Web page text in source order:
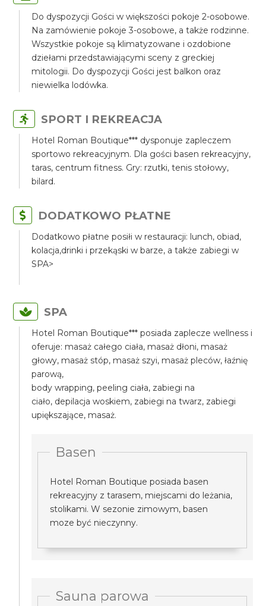
Do dyspozycji Gości w większości pokoje 2-osobowe.
Na zamówienie pokoje 3-osobowe, a także rodzinne.
Wszystkie pokoje są klimatyzowane i ozdobione
dziełami przedstawiającymi sceny z greckiej
mitologii. Do dyspozycji Gości jest balkon oraz
niewielka lodówka.
SPORT I REKREACJA
Hotel Roman Boutique*** dysponuje zapleczem
sportowo rekreacyjnym. Dla gości basen rekreacyjny,
taras, centrum fitness. Gry: rzutki, tenis stołowy,
bilard.
DODATKOWO PŁATNE
Dodatkowo płatne posiłi w restauracji: lunch, obiad,
kolacja,drinki i przekąski w barze, a także zabiegi w
SPA>
SPA
Hotel Roman Boutique*** posiada zaplecze wellness i
oferuje: masaż całego ciała, masaż dłoni, masaż
głowy, masaż stóp, masaż szyi, masaż pleców, łaźnię
parową,
body wrapping, peeling ciała, zabiegi na
ciało, depilacja woskiem, zabiegi na twarz, zabiegi
upiększające, masaż.
Basen
Hotel Roman Boutique posiada basen
rekreacyjny z tarasem, miejscami do leżania,
stolikami. W sezonie zimowym, basen
moze być nieczynny.
Sauna parowa